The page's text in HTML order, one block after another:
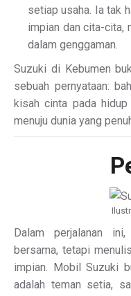
setiap usaha. Ia tak
impian dan cita-cita,
dalam genggaman.
Suzuki di Kebumen
sebuah pernyataan:
kisah cinta pada
menuju dunia yang
Dalam perjalanan
bersama, tetapi
impian. Mobil Suzuki
adalah teman setia,